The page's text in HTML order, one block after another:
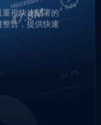
視快速部署的
合，提供快速